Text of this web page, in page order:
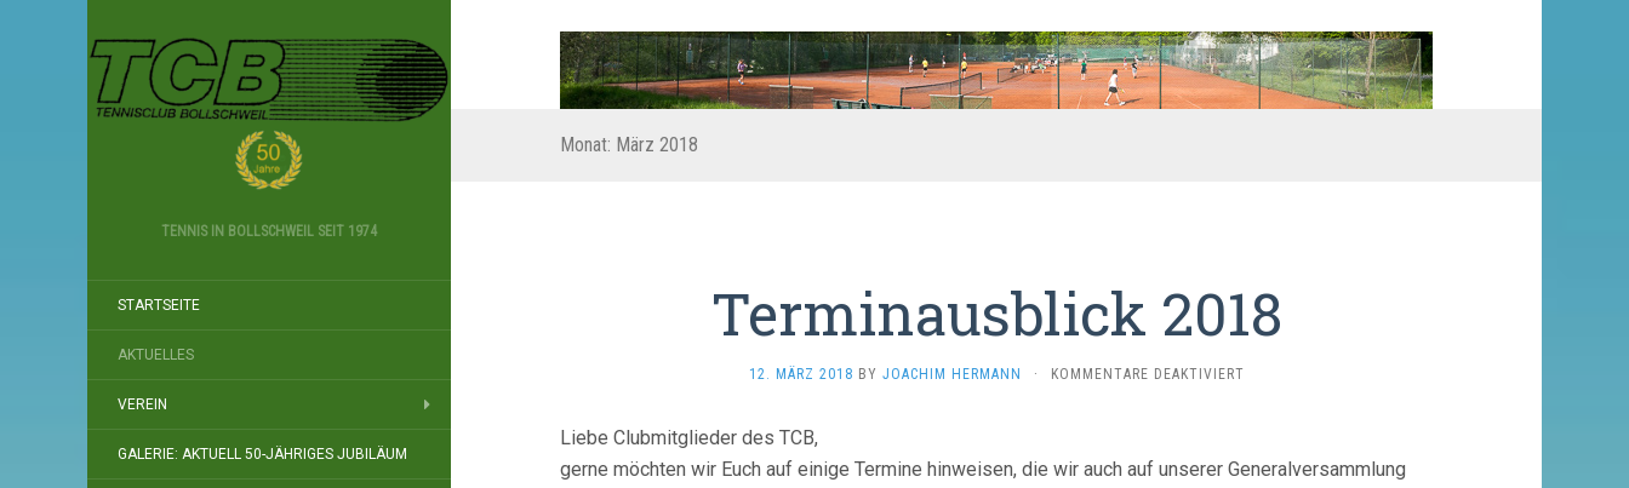
TENNIS IN BOLLSCHWEIL SEIT 1974
STARTSEITE
AKTUELLES
VEREIN
GALERIE: AKTUELL 50-JÄHRIGES JUBILÄUM
Monat: März 2018
Terminausblick 2018
12. MÄRZ 2018 BY JOACHIM HERMANN · KOMMENTARE DEAKTIVIERT
Liebe Clubmitglieder des TCB,
gerne möchten wir Euch auf einige Termine hinweisen, die wir auch auf unserer Generalversammlung